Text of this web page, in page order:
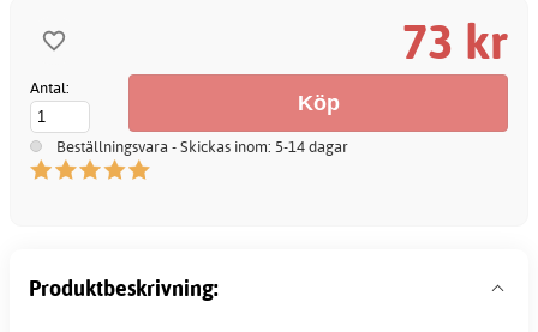
73 kr
Antal:
Beställningsvara - Skickas inom: 5-14 dagar
Produktbeskrivning: